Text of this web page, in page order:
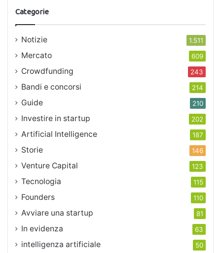
Categorie
Notizie 1.511
Mercato 609
Crowdfunding 243
Bandi e concorsi 214
Guide 210
Investire in startup 202
Artificial Intelligence 187
Storie 146
Venture Capital 123
Tecnologia 115
Founders 110
Avviare una startup 81
In evidenza 63
intelligenza artificiale 50